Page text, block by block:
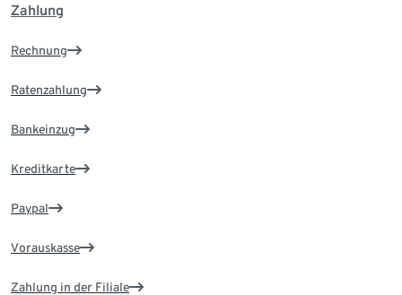
Zahlung
Rechnung
Ratenzahlung
Bankeinzug
Kreditkarte
Paypal
Vorauskasse
Zahlung in der Filiale